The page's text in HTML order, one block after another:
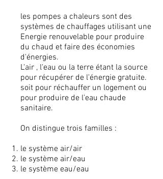
les pompes a chaleurs sont des
systèmes de chauffages utilisant une
Energie renouvelable pour produire
du chaud et faire des économies
d'énergies.
L'air , l'eau ou la terre étant la source
pour récupérer de l'énergie gratuite.
soit pour réchauffer un logement ou
pour produire de l'eau chaude
sanitaire.
On distingue trois familles :
le système air/air
le système air/eau
le système eau/eau